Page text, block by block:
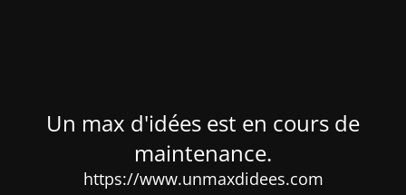
Un max d'idées est en cours de
maintenance.
https://www.unmaxdidees.com